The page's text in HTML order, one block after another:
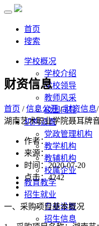
首页
搜索
学校概况
学校介绍
学校领导
教师风采
校园向导
机构设置
党政管理机构
教学机构
教辅机构
校属企业
教育教学
招生就业
专业设置
招生信息
财资信息
首页 /信息公开/财资信息
湖南艺术职业学院聂耳牌
作者：
来源：
时间：2020-07-20
点击： 4242
一、采购项目基本概况